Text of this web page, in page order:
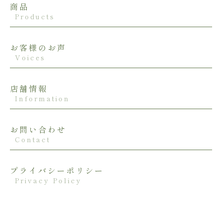
商品
Products
お客様のお声
Voices
店舗情報
Information
お問い合わせ
Contact
プライバシーポリシー
Privacy Policy